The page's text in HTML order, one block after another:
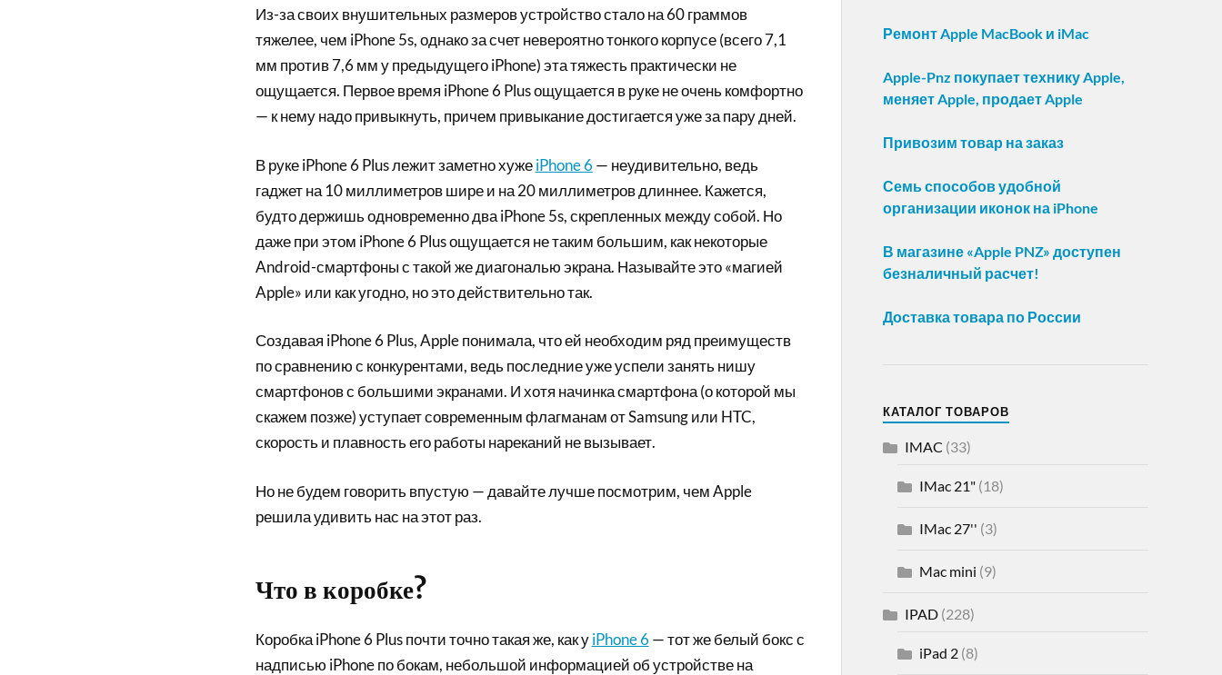
Из-за своих внушительных размеров устройство стало на 60 граммов
тяжелее, чем iPhone 5s, однако за счет невероятно тонкого корпусе (всего 7,1
мм против 7,6 мм у предыдущего iPhone) эта тяжесть практически не
ощущается. Первое время iPhone 6 Plus ощущается в руке не очень комфортно
— к нему надо привыкнуть, причем привыкание достигается уже за пару дней.
В руке iPhone 6 Plus лежит заметно хужеiPhone 6— неудивительно, ведь
гаджет на 10 миллиметров шире и на 20 миллиметров длиннее. Кажется,
будто держишь одновременно два iPhone 5s, скрепленных между собой. Но
даже при этом iPhone 6 Plus ощущается не таким большим, как некоторые
Android-смартфоны с такой же диагональю экрана. Называйте это «магией
Apple» или как угодно, но это действительно так.
Создавая iPhone 6 Plus, Apple понимала, что ей необходим ряд преимуществ
по сравнению с конкурентами, ведь последние уже успели занять нишу
смартфонов с большими экранами. И хотя начинка смартфона (о которой мы
скажем позже) уступает современным флагманам от Samsung или HTC,
скорость и плавность его работы нареканий не вызывает.
Но не будем говорить впустую — давайте лучше посмотрим, чем Apple
решила удивить нас на этот раз.
Что в коробке?
Коробка iPhone 6 Plus почти точно такая же, как уiPhone 6— тот же белый бокс с
надписью iPhone по бокам, небольшой информацией об устройстве на
Ремонт Apple MacBook и iMac
Apple-Pnz покупает технику Apple,
меняет Apple, продает Apple
Привозим товар на заказ
Семь способов удобной
организации иконок на iPhone
В магазине «Apple PNZ» доступен
безналичный расчет!
Доставка товара по России
КАТАЛОГ ТОВАРОВ
IMAC (33)
IMac 21"(18)
IMac 27'' (3)
Mac mini (9)
IPAD(228)
iPad 2(8)